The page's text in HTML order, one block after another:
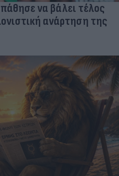
να βάλει τέλος
ανάρτηση της